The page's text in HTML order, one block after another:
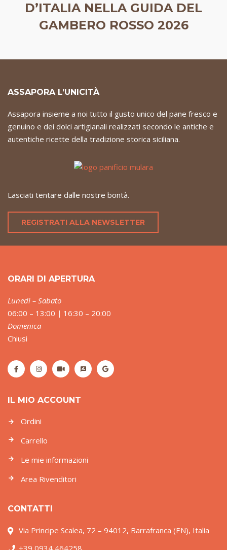
D’ITALIA NELLA GUIDA DEL
GAMBERO ROSSO 2026
ASSAPORA L’UNICITÀ
Assapora insieme a noi tutto il gusto unico del pane fresco e
genuino e dei dolci artigianali realizzati secondo le antiche e
autentiche ricette della tradizione storica siciliana.
Lasciati tentare dalle nostre bontà.
REGISTRATI ALLA NEWSLETTER
ORARI DI APERTURA
Lunedì – Sabato
06:00 – 13:00 | 16:30 – 20:00
Domenica
Chiusi
IL MIO ACCOUNT
Ordini
Carrello
Le mie informazioni
Area Rivenditori
CONTATTI
Via Principe Scalea, 72 – 94012, Barrafranca (EN), Italia
+39 0934 464258